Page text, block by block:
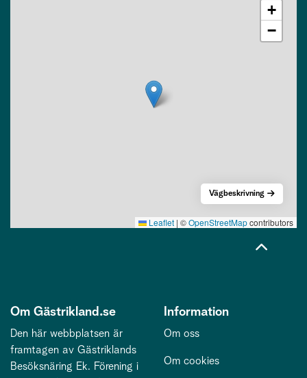
+
−
Leaflet | ©OpenStreetMapcontributors
Vägbeskrivning
Om Gästrikland.se
Den här webbplatsen är
framtagen av Gästriklands
Besöksnäring Ek. Förening i
Information
Om oss
Om cookies